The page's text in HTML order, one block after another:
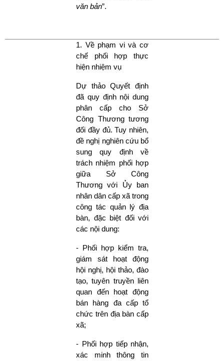
văn bản”.
1. Về phạm vi và cơ
chế phối hợp thực
hiện nhiệm vụ
Dự thảo Quyết định
đã quy định nội dung
phân cấp cho Sở
Công Thương tương
đối đầy đủ. Tuy nhiên,
đề nghị nghiên cứu bổ
sung quy định về
trách nhiệm phối hợp
giữa Sở Công
Thương với Ủy ban
nhân dân cấp xã trong
công tác quản lý địa
bàn, đặc biệt đối với
các nội dung:
- Phối hợp kiểm tra,
giám sát hoạt động
hội nghị, hội thảo, đào
tạo, tuyên truyền liên
quan đến hoạt động
bán hàng đa cấp tổ
chức trên địa bàn cấp
xã;
- Phối hợp tiếp nhận,
xác minh thông tin